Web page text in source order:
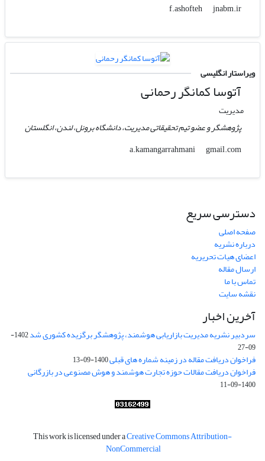
f.ashofteh
jnabm.ir
ویراستار انگلیسی
آتوسا کمانگر رحمانی
مدیریت
پژوهشگر و عضو تیم تحقیقاتی مدیریت، دانشگاه برونل، لندن، انگلستان
a.kamangarrahmani
gmail.com
دسترسی سریع
صفحه اصلی
درباره نشریه
اعضای هیات تحریریه
ارسال مقاله
تماس با ما
نقشه سایت
آخرین اخبار
سردبیر نشریه مدیریت بازاریابی هوشمند، پژوهشگر برگزیده کشوری شد
1402-
09-27
فراخوان دریافت مقاله در زمینه شماره های قبلی1400-09-13
فراخوان دریافت مقالات حوزه تجارت هوشمند و هوش مصنوعی در بازرگانی
1400-09-11
This work is licensed under aCreative Commons Attribution-
NonCommercial